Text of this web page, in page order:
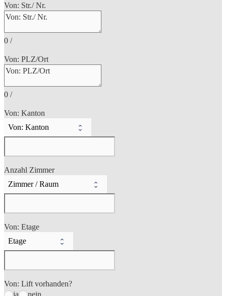
Von: Str./ Nr.
0 /
Von: PLZ/Ort
0 /
Von: Kanton
Anzahl Zimmer
Von: Etage
Von: Lift vorhanden?
ja
nein